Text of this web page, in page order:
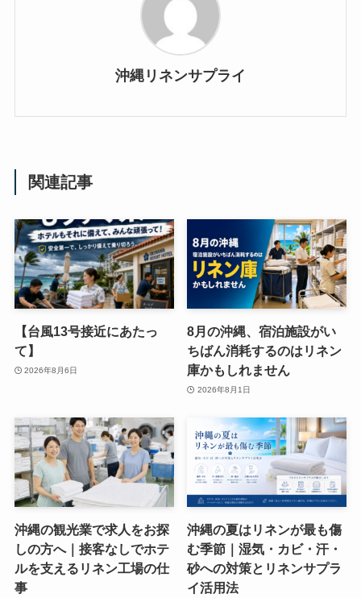
沖縄リネンサプライ
関連記事
【台風13号接近にあたっ
て】
2026年8月6日
8月の沖縄、宿泊施設がい
ちばん消耗するのはリネン
庫かもしれません
2026年8月1日
沖縄の観光業で求人をお探
しの方へ｜接客なしでホテ
ルを支えるリネン工場の仕
事
沖縄の夏はリネンが最も傷
む季節｜湿気・カビ・汗・
砂への対策とリネンサプラ
イ活用法